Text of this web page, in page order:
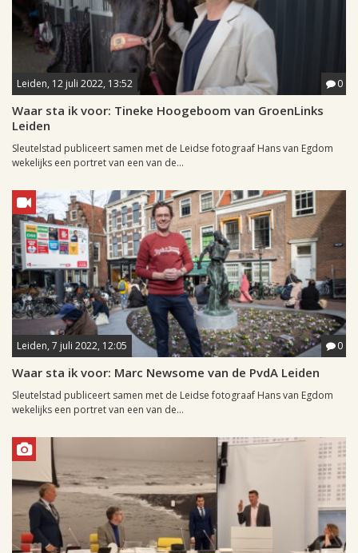
Leiden, 12 juli 2022, 13:52 0
Waar sta ik voor: Tineke Hoogeboom van GroenLinks
Leiden
Sleutelstad publiceert samen met de Leidse fotograaf Hans van Egdom
wekelijks een portret van een van de...
Leiden, 7 juli 2022, 12:05 0
Waar sta ik voor: Marc Newsome van de PvdA Leiden
Sleutelstad publiceert samen met de Leidse fotograaf Hans van Egdom
wekelijks een portret van een van de...